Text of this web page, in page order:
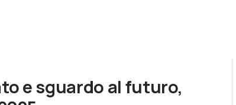
e sguardo al futuro,